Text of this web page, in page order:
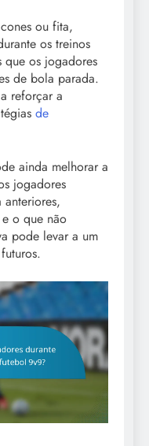
ou fita,
os treinos
que os jogadores
de bola parada.
reforçar a
de
ainda melhorar a
jogadores
o que não
pode levar a um